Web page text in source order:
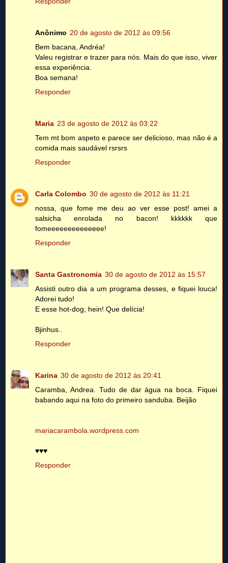
Anônimo 20 de agosto de 2012 às 09:56
Bem bacana, Andréa!
Valeu registrar e trazer para nós. Mais do que isso, viver
essa experiência.
Boa semana!
Responder
Maria 23 de agosto de 2012 às 03:22
Tem mt bom aspeto e parece ser delicioso, mas não é a
comida mais saudável rsrsrs
Responder
Carla Colombo 30 de agosto de 2012 às 11:21
nossa, que fome me deu ao ver esse post! amei a
salsicha enrolada no bacon! kkkkkk que
fomeeeeeeeeeeeeee!
Responder
Santa Gastronomia 30 de agosto de 2012 às 15:57
Assisti outro dia a um programa desses, e fiquei louca!
Adorei tudo!
E esse hot-dog, hein! Que delícia!
Bjinhus..
Responder
Karina 30 de agosto de 2012 às 20:41
Caramba, Andrea. Tudo de dar água na boca. Fiquei
babando aqui na foto do primeiro sanduba. Beijão
mariacarambola.wordpress.com
♥♥♥
Responder